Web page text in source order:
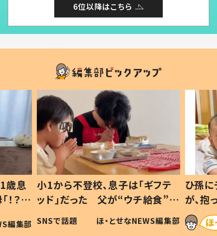
6位以降はこちら
歳息
？」
編集部
小1から不登校、息子は「ギフテ
ッド」だった 父が“ウチ給食”を
作り続ける理由とは #令和の親
#令和の子
SNSで話題 ほ・とせなNEWS編集部
ひ孫
が、
「涙が
い」